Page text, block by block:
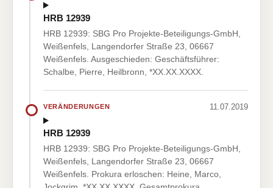
HRB 12939
HRB 12939: SBG Pro Projekte-Beteiligungs-GmbH,
Weißenfels, Langendorfer Straße 23, 06667
Weißenfels. Ausgeschieden: Geschäftsführer:
Schalbe, Pierre, Heilbronn, *XX.XX.XXXX.
VERÄNDERUNGEN 11.07.2019
HRB 12939
HRB 12939: SBG Pro Projekte-Beteiligungs-GmbH,
Weißenfels, Langendorfer Straße 23, 06667
Weißenfels. Prokura erloschen: Heine, Marco,